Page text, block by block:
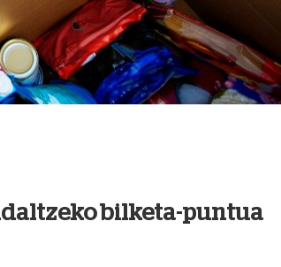
bilketa-puntua